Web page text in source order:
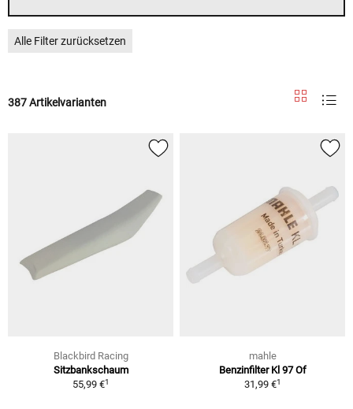
Alle Filter zurücksetzen
387 Artikelvarianten
Blackbird Racing
Sitzbankschaum
55,99 €1
mahle
Benzinfilter Kl 97 Of
31,99 €1